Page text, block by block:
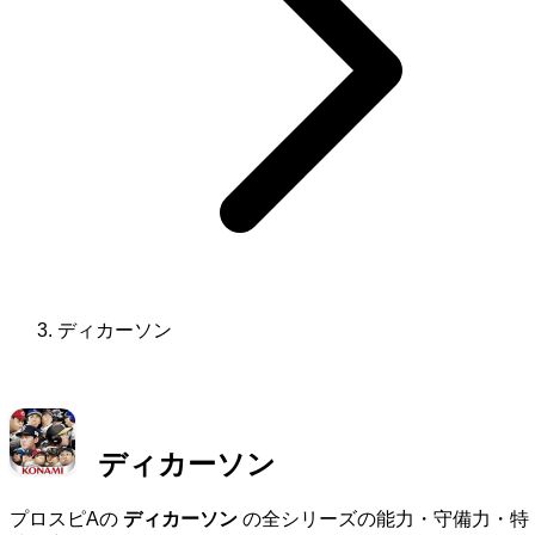
ディカーソン
ディカーソン
プロスピAの ディカーソン の全シリーズの能力・守備力・特